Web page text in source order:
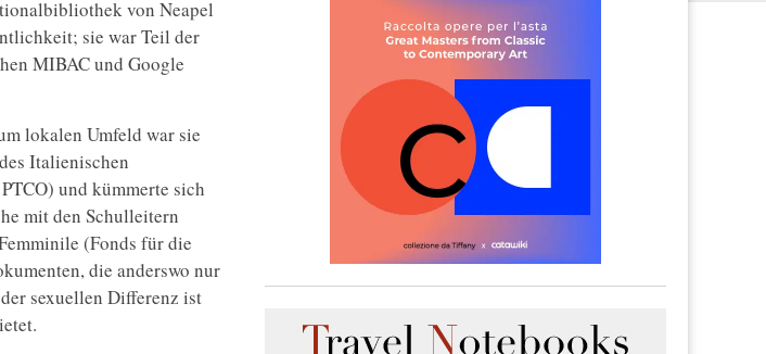
von Neapel
sie war Teil der
MIBAC und Google
lokalen Umfeld war sie
Italienischen
und kümmerte sich
mit den Schulleitern
(Fonds für die
die anderswo nur
sexuellen Differenz ist